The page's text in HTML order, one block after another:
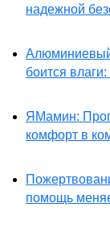
надежной
боится
ЯМамин:
комфорт в
помощь